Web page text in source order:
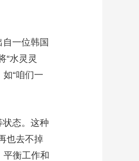
一位韩国
“水灵灵
“咱们一
态。这种
也去不掉
平衡工作和